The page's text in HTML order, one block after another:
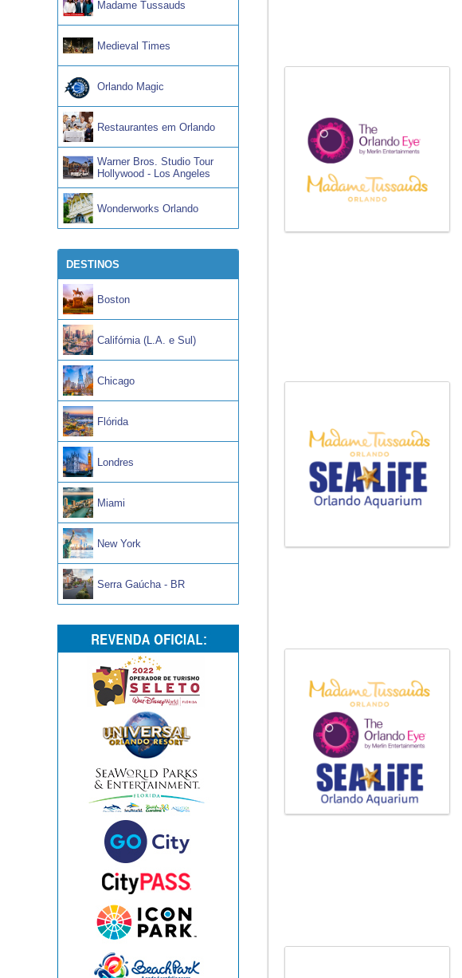
Madame Tussauds
Medieval Times
Orlando Magic
Restaurantes em Orlando
Warner Bros. Studio Tour
Hollywood - Los Angeles
Wonderworks Orlando
DESTINOS
Boston
Califórnia (L.A. e Sul)
Chicago
Flórida
Londres
Miami
New York
Serra Gaúcha - BR